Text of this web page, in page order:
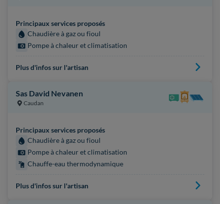
Principaux services proposés
Chaudière à gaz ou fioul
Pompe à chaleur et climatisation
Plus d'infos sur l'artisan
Sas David Nevanen
Caudan
Principaux services proposés
Chaudière à gaz ou fioul
Pompe à chaleur et climatisation
Chauffe-eau thermodynamique
Plus d'infos sur l'artisan